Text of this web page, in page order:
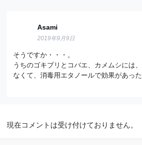
Asami
2019年9月9日
そうですか・・・。
うちのゴキブリとコバエ、カメムシには
なくて、消毒用エタノールで効果があっ
現在コメントは受け付けておりません。